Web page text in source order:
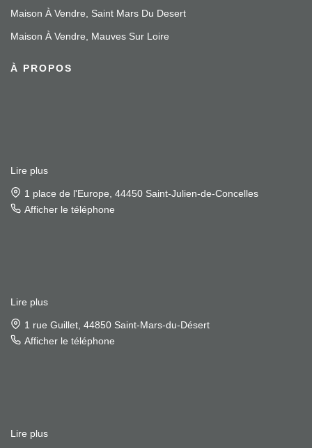
Maison À Vendre, Saint Mars Du Desert
Maison À Vendre, Mauves Sur Loire
À PROPOS
Lire plus
1 place de l'Europe, 44450 Saint-Julien-de-Concelles
Afficher le téléphone
Lire plus
1 rue Guillet, 44850 Saint-Mars-du-Désert
Afficher le téléphone
Lire plus